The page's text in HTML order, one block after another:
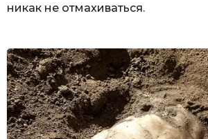
никак не отмахиваться.